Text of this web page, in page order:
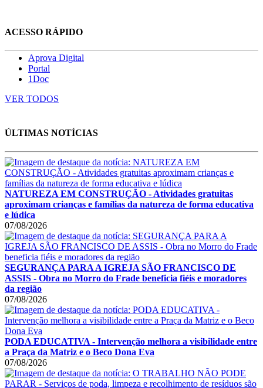
ACESSO RÁPIDO
Aprova Digital
Portal
1Doc
VER TODOS
ÚLTIMAS NOTÍCIAS
NATUREZA EM CONSTRUÇÃO - Atividades gratuitas
aproximam crianças e famílias da natureza de forma educativa
e lúdica
07/08/2026
SEGURANÇA PARA A IGREJA SÃO FRANCISCO DE
ASSIS - Obra no Morro do Frade beneficia fiéis e moradores
da região
07/08/2026
PODA EDUCATIVA - Intervenção melhora a visibilidade entre
a Praça da Matriz e o Beco Dona Eva
07/08/2026